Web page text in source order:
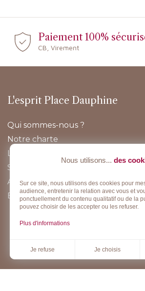
Paiement 100%
CB, Virement
L'esprit Place Dauphine
Qui sommes-nous ?
Notre charte
Lookbook
Sur-mesure
Actualités
E-boutique
Nous utilisons... des
Sur ce site, nous utilisons des cookies pour
audience, entretenir la relation avec vous et
ponctuellement du contenu qualitatif ou de la
pouvez choisir de les accepter ou les refuser.
Plus d'informations
Je refuse Je choisis